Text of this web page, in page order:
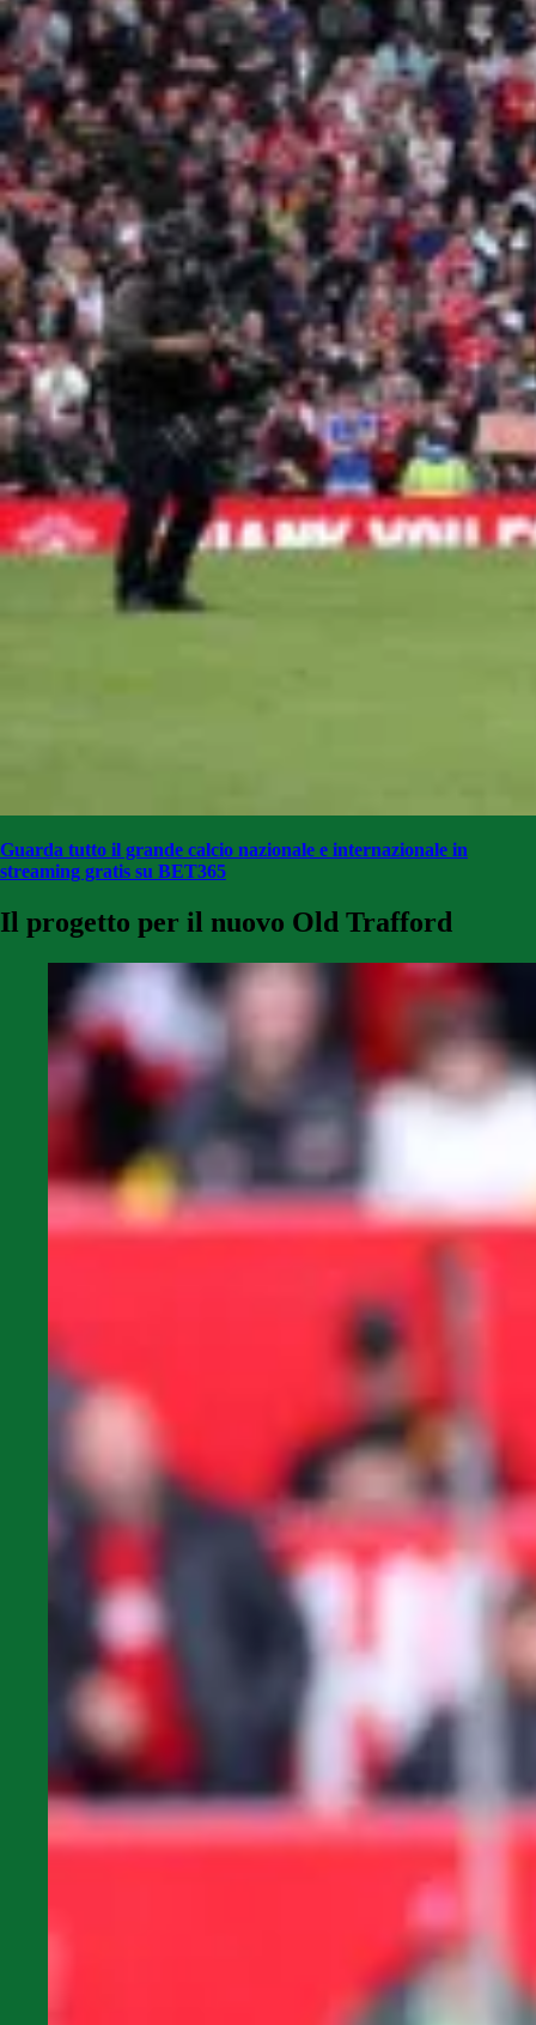
Guarda tutto il grande calcio nazionale e internazionale in
streaming gratis su BET365
Il progetto per il nuovo Old Trafford